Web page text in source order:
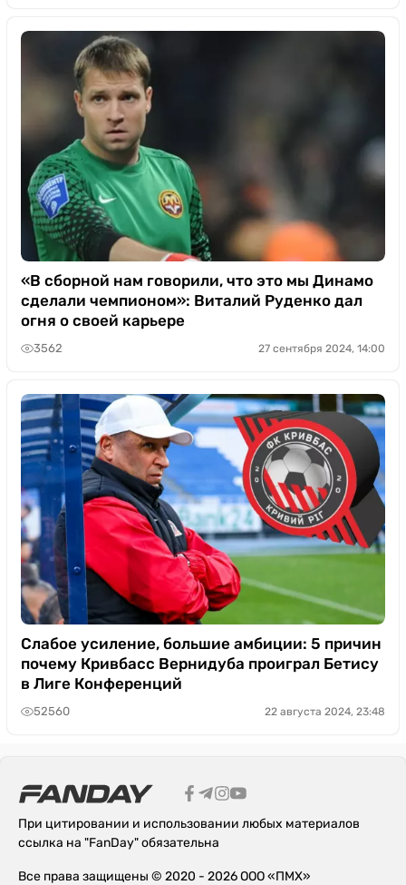
«В сборной нам говорили, что это мы Динамо
сделали чемпионом»: Виталий Руденко дал
огня о своей карьере
3562 27 сентября 2024, 14:00
Слабое усиление, большие амбиции: 5 причин
почему Кривбасс Вернидуба проиграл Бетису
в Лиге Конференций
52560 22 августа 2024, 23:48
При цитировании и использовании любых материалов
ссылка на "FanDay" обязательна
Все права защищены © 2020 - 2026 ООО «ПМХ»